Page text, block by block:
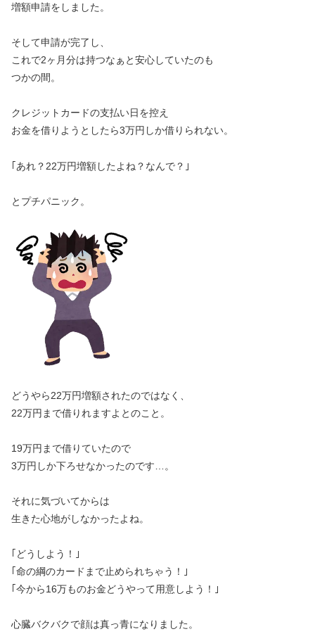
増額申請をしました。
そして申請が完了し、
これで2ヶ月分は持つなぁと安心していたのも
つかの間。
クレジットカードの支払い日を控え
お金を借りようとしたら3万円しか借りられない。
｢あれ？22万円増額したよね？なんで？｣
とプチパニック。
どうやら22万円増額されたのではなく、
22万円まで借りれますよとのこと。
19万円まで借りていたので
3万円しか下ろせなかったのです…。
それに気づいてからは
生きた心地がしなかったよね。
｢どうしよう！｣
｢命の綱のカードまで止められちゃう！｣
｢今から16万ものお金どうやって用意しよう！｣
心臓バクバクで顔は真っ青になりました。